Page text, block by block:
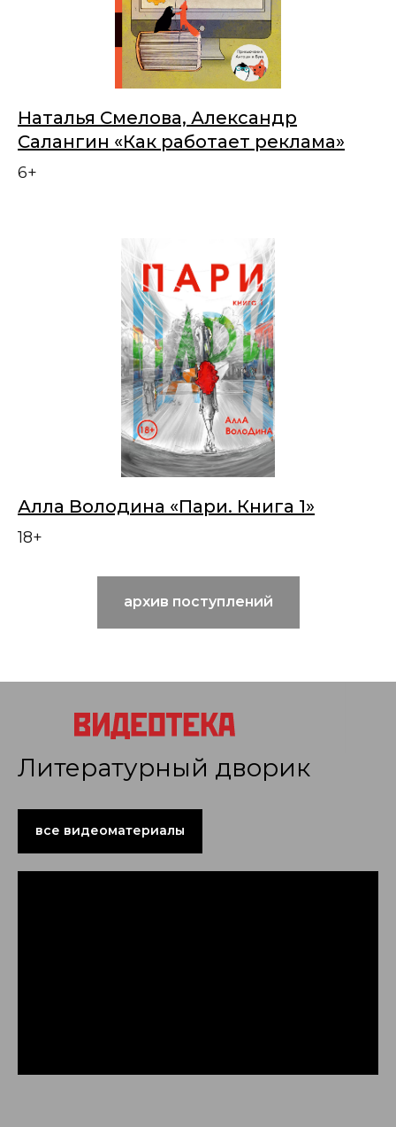
Наталья Смелова, Александр
Салангин «Как работает реклама»
6+
Алла Володина «Пари. Книга 1»
18+
архив поступлений
Литературный дворик
все видеоматериалы